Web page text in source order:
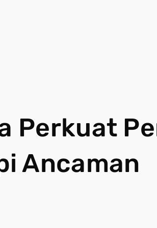
Perkuat
Ancaman